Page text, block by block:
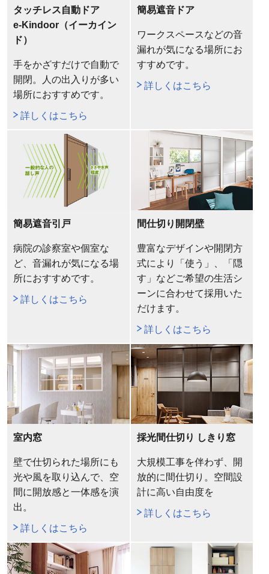
タッチレス自動ドア
e-Kindoor（イーカイン
ド）
手をかざすだけで自動で
開閉。人の出入りが多い
場所におすすめです。
詳しくはこちら
簡易遮音ドア
ワークスペースなどの音
漏れが気になる場所にお
すすめです。
詳しくはこちら
簡易遮音引戸
病院の診察室や個室な
ど、音漏れが気になる場
所におすすめです。
詳しくはこちら
間仕切り開閉壁
豊富なデザインや開閉方
式により「使う」、「隠
す」などご希望の生活シ
ーンに合わせて採用いた
だけます。
詳しくはこちら
室内窓
壁で仕切られた場所にも
光や風を取り込んで、空
間に開放感と一体感を演
出。
詳しくはこちら
採光間仕切り しきり窓
大規模工事を伴わず、開
放的に間仕切り。空間設
計に高い自由度を
詳しくはこちら